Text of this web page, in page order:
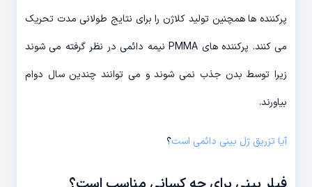
پرکننده ها همچنین تولید کلاژن را برای نتایج طولانی مدت تحریک
می کنند. پرکننده های PMMA نیمه دائمی در نظر گرفته می شوند
زیرا توسط بدن جذب نمی شوند و می توانند چندین سال دوام
بیاورند.
آیا تزریق ژل بینی دائمی است؟